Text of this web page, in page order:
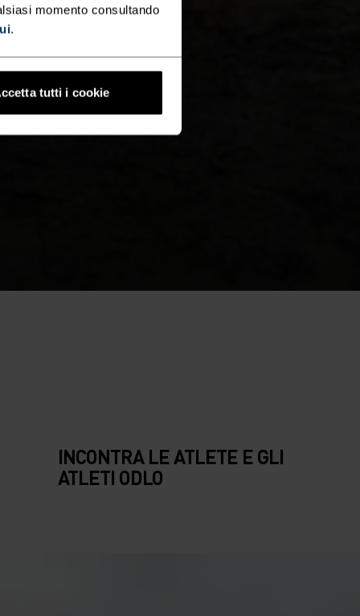
momento consultando
.
tutti i cookie
INCONTRA LE
ATLETE E GLI
INCONTRA LE ATLETE E GLI
ATLETI ODLO